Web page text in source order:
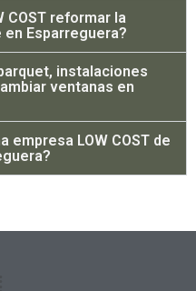
COST reformar la
Esparreguera?
instalaciones
ventanas en
empresa LOW COST de